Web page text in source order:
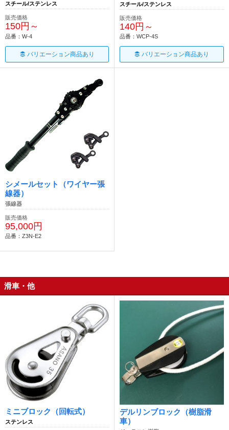
スチール/ステンレス
販売価格
150円～
品番：W-4
バリエーション商品あり
スチール/ステンレス
販売価格
140円～
品番：WCP-4S
バリエーション商品あり
シメールセット（ワイヤー張
線器）
張線器
販売価格
95,000円
品番：Z3N-E2
滑車・他
ミニブロック（回転式）
ステンレス
デルリンブロック（樹脂滑
車）